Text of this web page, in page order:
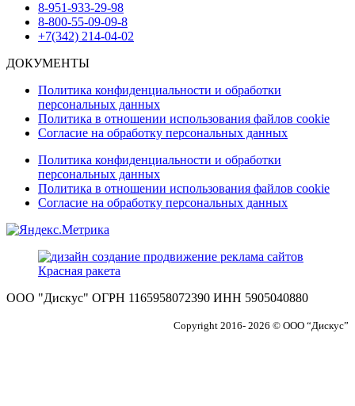
8-951-933-29-98
8-800-55-09-09-8
+7(342) 214-04-02
ДОКУМЕНТЫ
Политика конфиденциальности и обработки
персональных данных
Политика в отношении использования файлов cookie
Согласие на обработку персональных данных
Политика конфиденциальности и обработки
персональных данных
Политика в отношении использования файлов cookie
Согласие на обработку персональных данных
ООО "Дискус" ОГРН 1165958072390 ИНН 5905040880
Copyright 2016- 2026 © ООО “Дискус”